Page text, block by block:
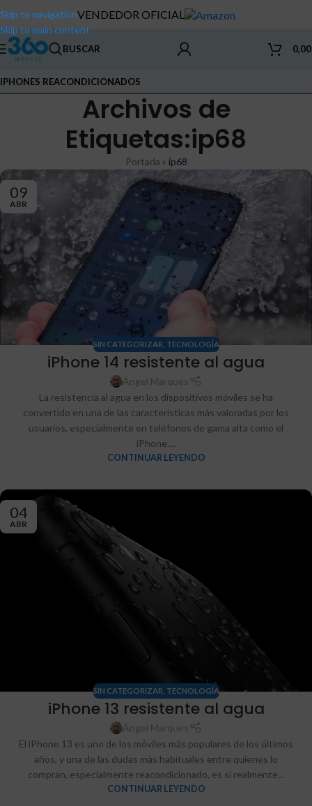
Skip to navigation
Skip to main content
VENDEDOR OFICIAL
BUSCAR
IPHONES REACONDICIONADOS
Archivos de
Etiquetas:ip68
Portada » ip68
09
ABR
SIN CATEGORIZAR TECNOLOGÍA
iPhone 14 resistente al agua
Ángel Marques
La resistencia al agua en los dispositivos móviles se ha
convertido en una de las características más valoradas por los
usuarios, especialmente en teléfonos de gama alta como el
iPhone....
CONTINUAR LEYENDO
04
ABR
SIN CATEGORIZAR TECNOLOGÍA
iPhone 13 resistente al agua
Ángel Marques
El iPhone 13 es uno de los móviles más populares de los últimos
años, y una de las dudas más habituales entre quienes lo
compran, especialmente reacondicionado, es si realmente...
CONTINUAR LEYENDO